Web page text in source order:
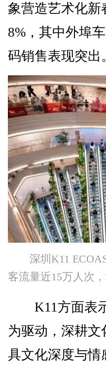
象营造艺术化
8%，其中外埠
码销售表现突出
深圳K11
客流量近15万人次
K11方面表示
为驱动，深耕
具文化深度与情